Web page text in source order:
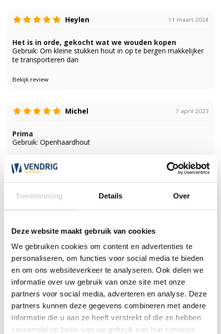
Toestemming Details Over
Deze website maakt gebruik van cookies
We gebruiken cookies om content en advertenties te
personaliseren, om functies voor social media te bieden
en om ons websiteverkeer te analyseren. Ook delen we
informatie over uw gebruik van onze site met onze
partners voor social media, adverteren en analyse. Deze
partners kunnen deze gegevens combineren met andere
informatie die u aan ze heeft verstrekt of die ze hebben
verzameld op basis van uw gebruik van hun services.
Heylen 11 maart 2024
Het is in orde, gekocht wat we wouden kopen
Gebruik: Om kleine stukken hout in op te bergen makkelijker
te transporteren dan
Bekijk review
Michel 7 april 2023
Prima
Gebruik: Openhaardhout
Bekijk review
Bekijk Netzakken raschel 52 x 80 cm (per 100 stuks)
Wij zijn nu open tot 17:30 uur
*Magazijn heeft andere openingstijden.
0348 4791 95
Chat